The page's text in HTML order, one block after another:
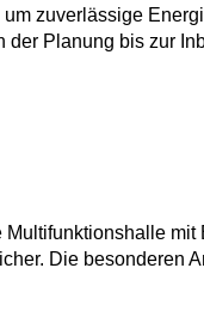
um zuverlässige
Planung bis zur
Multifunktionshalle mit
Die besonderen